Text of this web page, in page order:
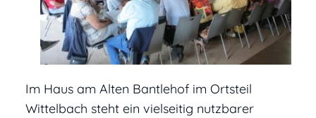
Im Haus am Alten Bantlehof im Ortsteil
Wittelbach steht ein vielseitig nutzbarer